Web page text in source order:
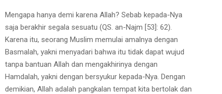
Mengapa hanya demi karena Allah? Sebab kepada-Nya
saja berakhir segala sesuatu (QS. an-Najm [53]: 62).
Karena itu, seorang Muslim memulai amalnya dengan
Basmalah, yakni menyadari bahwa itu tidak dapat wujud
tanpa bantuan Allah dan mengakhirinya dengan
Hamdalah, yakni dengan bersyukur kepada-Nya. Dengan
demikian, Allah adalah pangkalan tempat kita bertolak dan